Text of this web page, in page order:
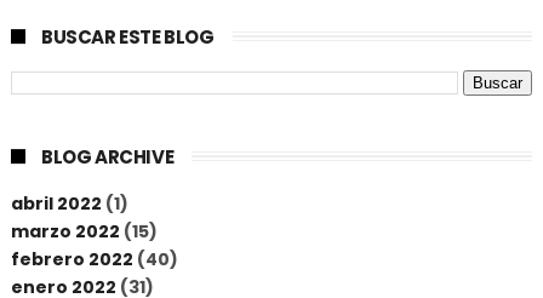
BUSCAR ESTE BLOG
BLOG ARCHIVE
abril 2022 (1)
marzo 2022 (15)
febrero 2022 (40)
enero 2022 (31)